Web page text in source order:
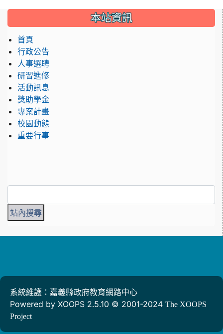
::: 本站資訊
首頁
行政公告
人事選聘
研習進修
活動訊息
獎助學金
專案計畫
校園動態
重要行事
系統維護：嘉義縣政府教育網路中心
Powered by XOOPS 2.5.10 © 2001-2024 The XOOPS
Project